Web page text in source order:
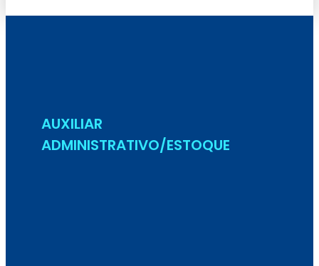
AUXILIAR
ADMINISTRATIVO/ESTOQUE